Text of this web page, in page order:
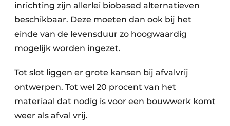
inrichting zijn allerlei biobased alternatieven
beschikbaar. Deze moeten dan ook bij het
einde van de levensduur zo hoogwaardig
mogelijk worden ingezet.
Tot slot liggen er grote kansen bij afvalvrij
ontwerpen. Tot wel 20 procent van het
materiaal dat nodig is voor een bouwwerk komt
weer als afval vrij.